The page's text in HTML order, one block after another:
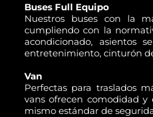
Buses Full Equipo
Nuestros buses con la
cumpliendo con la
acondicionado, asientos
entretenimiento, cinturón
Van
Perfectas para traslados
vans ofrecen comodidad y
mismo estándar de